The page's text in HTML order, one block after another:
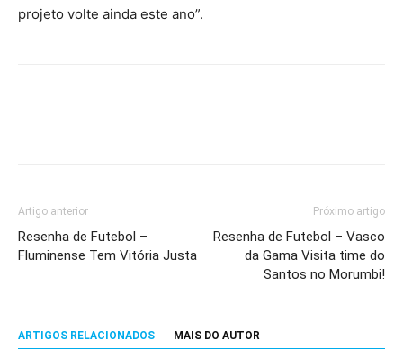
projeto volte ainda este ano”.
Artigo anterior
Resenha de Futebol –
Fluminense Tem Vitória Justa
Próximo artigo
Resenha de Futebol – Vasco
da Gama Visita time do
Santos no Morumbi!
ARTIGOS RELACIONADOS MAIS DO AUTOR